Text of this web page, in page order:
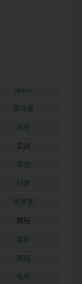
tiktok
亚马逊
副业
实战
带货
抖音
拼多多
教程
涨粉
源码
电商